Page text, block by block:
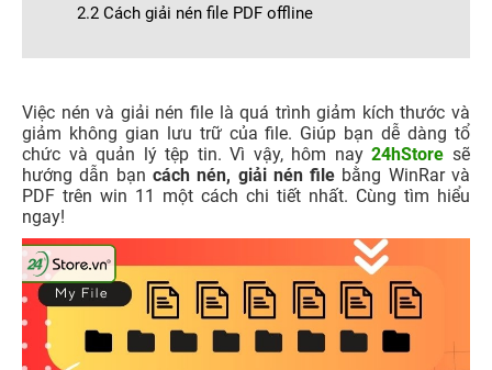
2.2 Cách giải nén file PDF offline
Việc nén và giải nén file là quá trình giảm kích thước và
giảm không gian lưu trữ của file. Giúp bạn dễ dàng tổ
chức và quản lý tệp tin. Vì vậy, hôm nay24hStore sẽ
hướng dẫn bạn cách nén, giải nén file bằng WinRar và
PDF trên win 11 một cách chi tiết nhất. Cùng tìm hiểu
ngay!